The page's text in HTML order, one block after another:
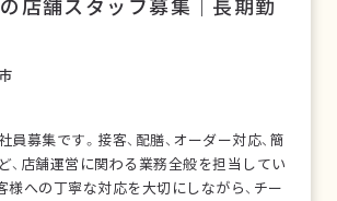
店舗スタッフ募集｜長期勤
募集です。接客、配膳、オーダー対応、簡
、店舗運営に関わる業務全般を担当してい
様への丁寧な対応を大切にしながら、チー